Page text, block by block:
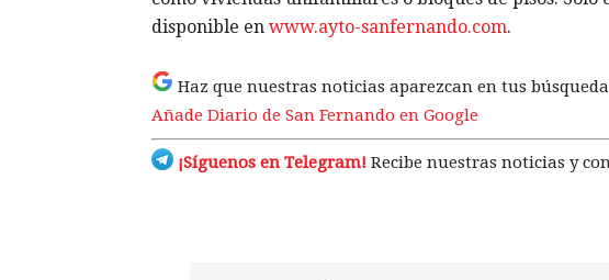
disponible en www.ayto-sanfernando.com.
Haz que nuestras noticias aparezcan en tus
Añade Diario de San Fernando en Google
¡Síguenos en Telegram! Recibe nuestras noticias y